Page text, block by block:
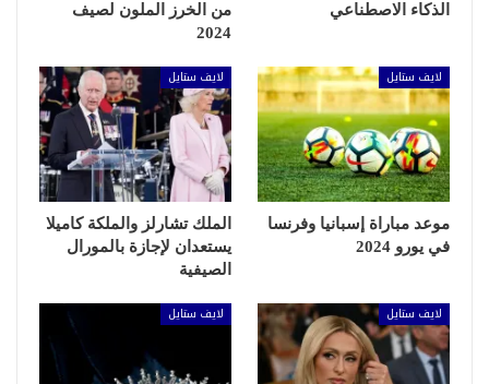
الذكاء الاصطناعي
من الخرز الملون لصيف
2024
لايف ستايل
موعد مباراة إسبانيا وفرنسا
في يورو 2024
لايف ستايل
الملك تشارلز والملكة كاميلا
يستعدان لإجازة بالمورال
الصيفية
لايف ستايل لايف ستايل